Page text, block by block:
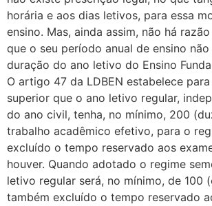
horária e aos dias letivos, para essa
ensino. Mas, ainda assim, não há
que o seu período anual de ensino
duração do ano letivo do Ensino
O artigo 47 da LDBEN estabelece
superior que o ano letivo regular,
do ano civil, tenha, no mínimo, 200
trabalho acadêmico efetivo, para o
excluído o tempo reservado aos
houver. Quando adotado o regime
letivo regular será, no mínimo, de 100
também excluído o tempo reservado